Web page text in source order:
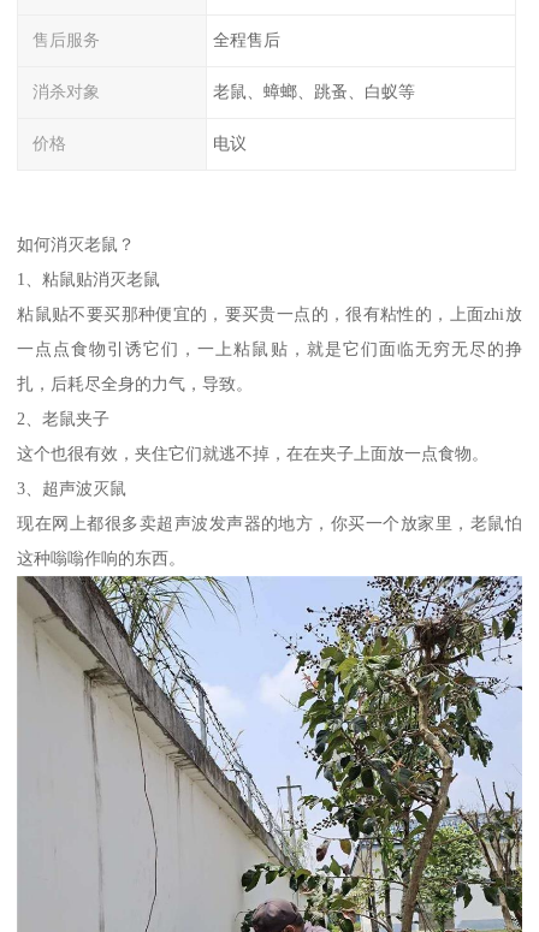
售后服务 全程售后
消杀对象 老鼠、蟑螂、跳蚤、白蚁等
价格 电议
如何消灭老鼠？
1、粘鼠贴消灭老鼠
粘鼠贴不要买那种便宜的，要买贵一点的，很有粘性的，上面zhi放
一点点食物引诱它们，一上粘鼠贴，就是它们面临无穷无尽的挣
扎，后耗尽全身的力气，导致。
2、老鼠夹子
这个也很有效，夹住它们就逃不掉，在在夹子上面放一点食物。
3、超声波灭鼠
现在网上都很多卖超声波发声器的地方，你买一个放家里，老鼠怕
这种嗡嗡作响的东西。